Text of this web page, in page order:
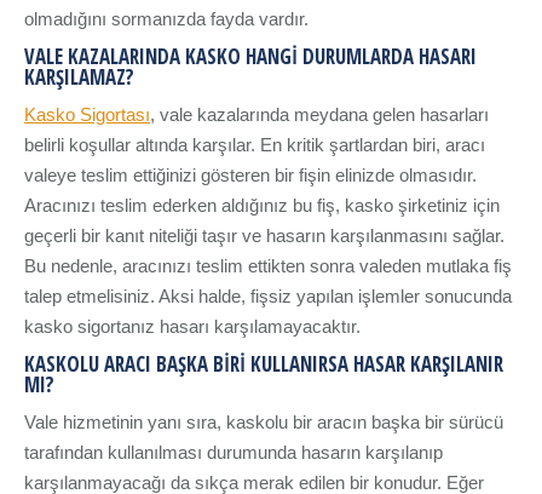
olmadığını sormanızda fayda vardır.
VALE KAZALARINDA KASKO HANGI DURUMLARDA HASARI
KARŞILAMAZ?
Kasko Sigortası, vale kazalarında meydana gelen hasarları
belirli koşullar altında karşılar. En kritik şartlardan biri, aracı
valeye teslim ettiğinizi gösteren bir fişin elinizde olmasıdır.
Aracınızı teslim ederken aldığınız bu fiş, kasko şirketiniz için
geçerli bir kanıt niteliği taşır ve hasarın karşılanmasını sağlar.
Bu nedenle, aracınızı teslim ettikten sonra valeden mutlaka fiş
talep etmelisiniz. Aksi halde, fişsiz yapılan işlemler sonucunda
kasko sigortanız hasarı karşılamayacaktır.
KASKOLU ARACI BAŞKA BIRI KULLANIRSA HASAR KARŞILANIR
MI?
Vale hizmetinin yanı sıra, kaskolu bir aracın başka bir sürücü
tarafından kullanılması durumunda hasarın karşılanıp
karşılanmayacağı da sıkça merak edilen bir konudur. Eğer